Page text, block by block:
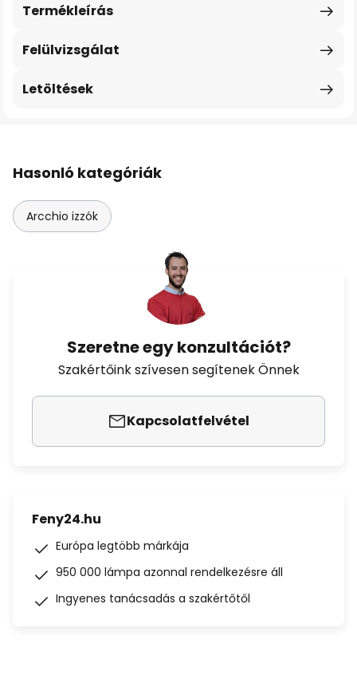
Termékleírás
Felülvizsgálat
Letöltések
Hasonló kategóriák
Arcchio izzók
Szeretne egy konzultációt?
Szakértőink szívesen segítenek Önnek
Kapcsolatfelvétel
Feny24.hu
Európa legtöbb márkája
950 000 lámpa azonnal rendelkezésre áll
Ingyenes tanácsadás a szakértőtől